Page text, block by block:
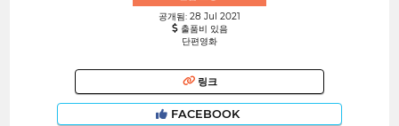
공개됨: 28 Jul 2021
출품비 있음
단편영화
링크
FACEBOOK